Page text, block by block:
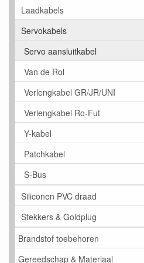
Laadkabels
Servokabels
Servo aansluitkabel
Van de Rol
Verlengkabel GR/JR/UNI
Verlengkabel Ro-Fut
Y-kabel
Patchkabel
S-Bus
Siliconen PVC draad
Stekkers & Goldplug
Brandstof toebehoren
Gereedschap & Materiaal